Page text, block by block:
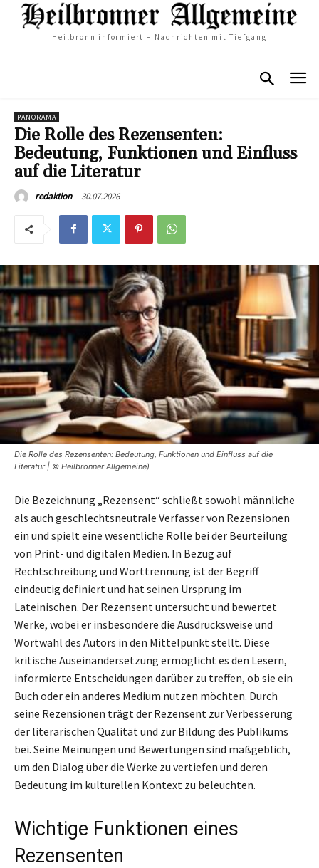
Heilbronn informiert – Nachrichten mit Tiefgang
PANORAMA
Die Rolle des Rezensenten:
Bedeutung, Funktionen und Einfluss
auf die Literatur
redaktion 30.07.2026
Die Rolle des Rezensenten: Bedeutung, Funktionen und Einfluss auf die
Literatur | © Heilbronner Allgemeine)
Die Bezeichnung „Rezensent“ schließt sowohl männliche
als auch geschlechtsneutrale Verfasser von Rezensionen
ein und spielt eine wesentliche Rolle bei der Beurteilung
von Print- und digitalen Medien. In Bezug auf
Rechtschreibung und Worttrennung ist der Begriff
eindeutig definiert und hat seinen Ursprung im
Lateinischen. Der Rezensent untersucht und bewertet
Werke, wobei er insbesondere die Ausdrucksweise und
Wortwahl des Autors in den Mittelpunkt stellt. Diese
kritische Auseinandersetzung ermöglicht es den Lesern,
informierte Entscheidungen darüber zu treffen, ob sie ein
Buch oder ein anderes Medium nutzen möchten. Durch
seine Rezensionen trägt der Rezensent zur Verbesserung
der literarischen Qualität und zur Bildung des Publikums
bei. Seine Meinungen und Bewertungen sind maßgeblich,
um den Dialog über die Werke zu vertiefen und deren
Bedeutung im kulturellen Kontext zu beleuchten.
Wichtige Funktionen eines
Rezensenten